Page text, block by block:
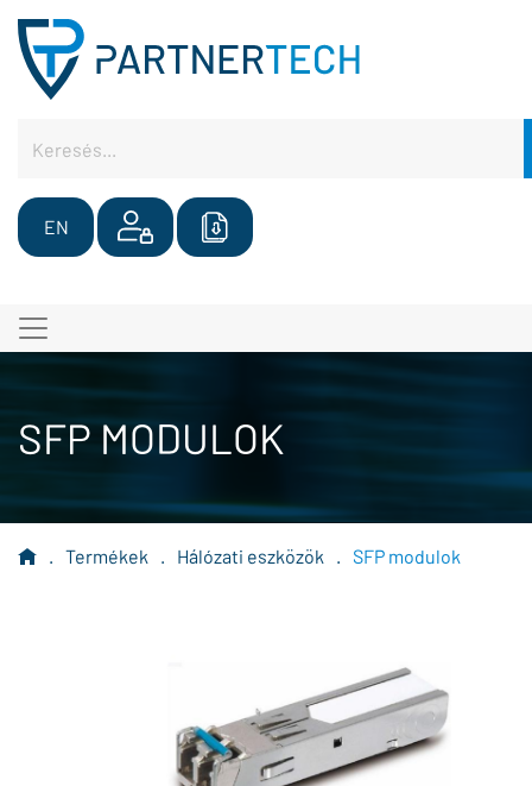
EN
SFP MODULOK
. Termékek . Hálózati eszközök . SFP modulok